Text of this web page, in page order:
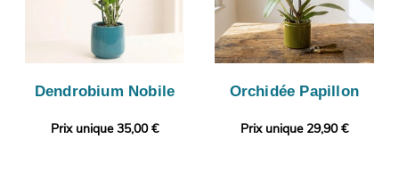
Dendrobium Nobile
Prix unique 35,00 €
Orchidée Papillon
Prix unique 29,90 €